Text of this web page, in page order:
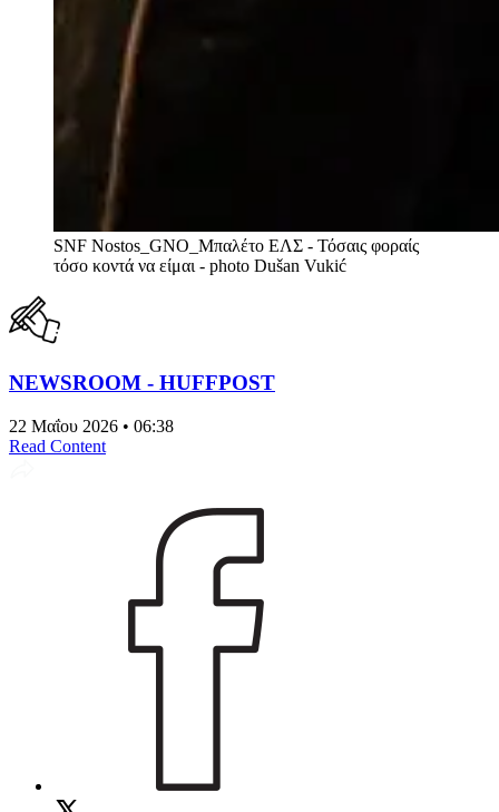
SNF Nostos_GNO_Μπαλέτο ΕΛΣ - Τόσαις φοραίς
τόσο κοντά να είμαι - photo Dušan Vukić
NEWSROOM - HUFFPOST
22 Μαΐου 2026 • 06:38
Read Content